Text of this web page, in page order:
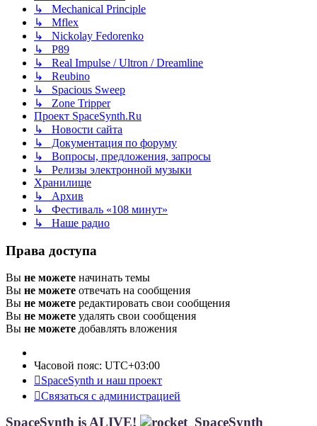
↳ Mechanical Principle
↳ Mflex
↳ Nickolay Fedorenko
↳ P89
↳ Real Impulse / Ultron / Dreamline
↳ Reubino
↳ Spacious Sweep
↳ Zone Tripper
Проект SpaceSynth.Ru
↳ Новости сайта
↳ Документация по форуму
↳ Вопросы, предложения, запросы
↳ Релизы электронной музыки
Хранилище
↳ Архив
↳ Фестиваль «108 минут»
↳ Наше радио
Права доступа
Вы не можете начинать темы
Вы не можете отвечать на сообщения
Вы не можете редактировать свои сообщения
Вы не можете удалять свои сообщения
Вы не можете добавлять вложения
Часовой пояс: UTC+03:00
SpaceSynth и наш проект
Связаться с администрацией
SpaceSynth is ALIVE! SpaceSynth